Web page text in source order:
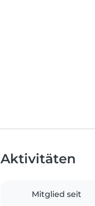
Aktivitäten
Mitglied seit